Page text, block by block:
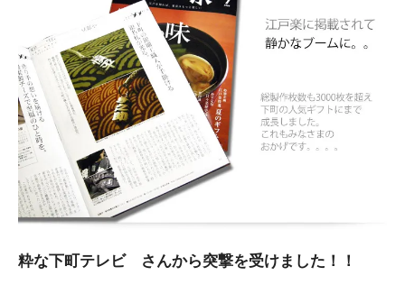
粋な下町テレビ さんから突撃を受けました！！